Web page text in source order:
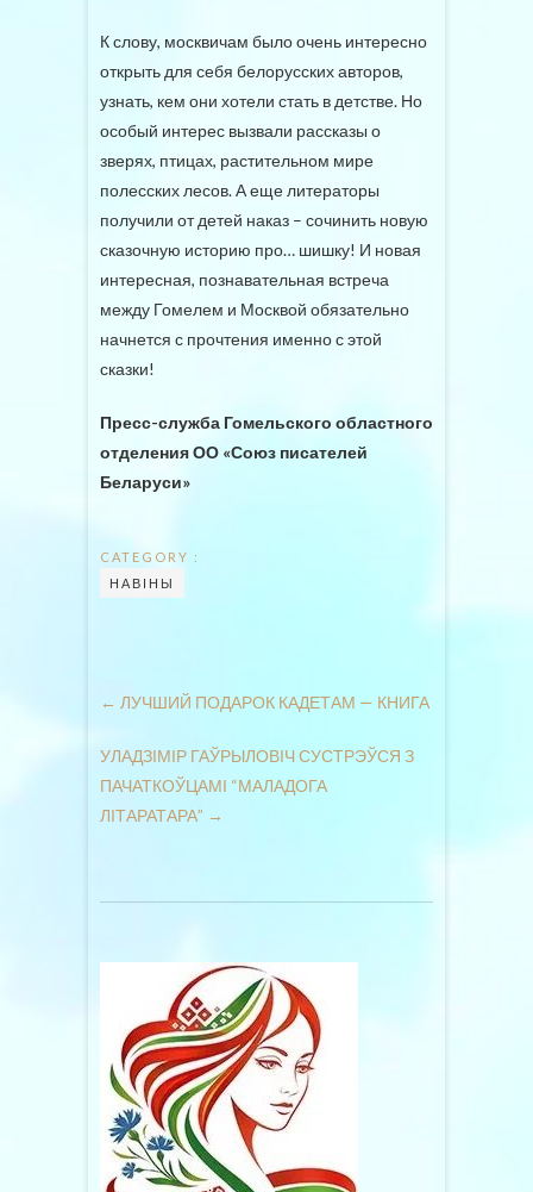
К слову, москвичам было очень интересно
открыть для себя белорусских авторов,
узнать, кем они хотели стать в детстве. Но
особый интерес вызвали рассказы о
зверях, птицах, растительном мире
полесских лесов. А еще литераторы
получили от детей наказ – сочинить новую
сказочную историю про… шишку! И новая
интересная, познавательная встреча
между Гомелем и Москвой обязательно
начнется с прочтения именно с этой
сказки!
Пресс-служба Гомельского областного
отделения ОО «Союз писателей
Беларуси»
CATEGORY :
НАВІНЫ
← ЛУЧШИЙ ПОДАРОК КАДЕТАМ — КНИГА
УЛАДЗІМІР ГАЎРЫЛОВІЧ СУСТРЭЎСЯ З
ПАЧАТКОЎЦАМІ “МАЛАДОГА
ЛІТАРАТАРА” →